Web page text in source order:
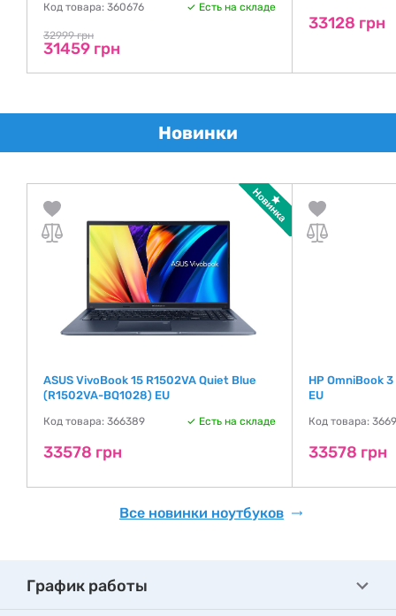
Код товара: 360676 Есть на складе
32999 грн
31459 грн
33128 грн
Новинки
ASUS VivoBook 15 R1502VA Quiet Blue
(R1502VA-BQ1028) EU
Код товара: 366389 Есть на складе
33578 грн
HP OmniBook
EU
Код товара:
33578 грн
Все новинки ноутбуков
График работы